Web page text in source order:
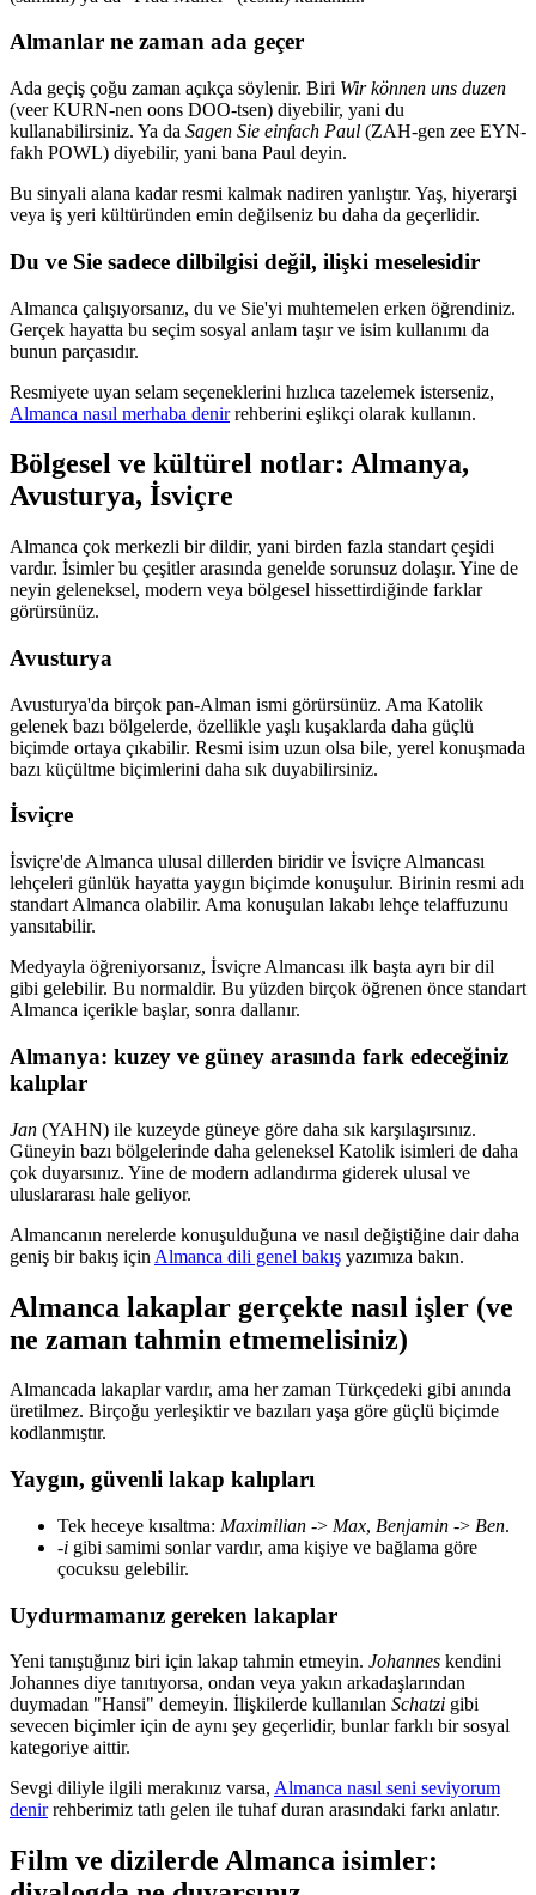
Almanlar ne zaman ada geçer
Ada geçiş çoğu zaman açıkça söylenir. Biri Wir können uns duzen
(veer KURN-nen oons DOO-tsen) diyebilir, yani du
kullanabilirsiniz. Ya da Sagen Sie einfach Paul (ZAH-gen zee EYN-
fakh POWL) diyebilir, yani bana Paul deyin.
Bu sinyali alana kadar resmi kalmak nadiren yanlıştır. Yaş, hiyerarşi
veya iş yeri kültüründen emin değilseniz bu daha da geçerlidir.
Du ve Sie sadece dilbilgisi değil, ilişki meselesidir
Almanca çalışıyorsanız, du ve Sie'yi muhtemelen erken öğrendiniz.
Gerçek hayatta bu seçim sosyal anlam taşır ve isim kullanımı da
bunun parçasıdır.
Resmiyete uyan selam seçeneklerini hızlıca tazelemek isterseniz,
Almanca nasıl merhaba denirrehberini eşlikçi olarak kullanın.
Bölgesel ve kültürel notlar: Almanya,
Avusturya, İsviçre
Almanca çok merkezli bir dildir, yani birden fazla standart çeşidi
vardır. İsimler bu çeşitler arasında genelde sorunsuz dolaşır. Yine de
neyin geleneksel, modern veya bölgesel hissettirdiğinde farklar
görürsünüz.
Avusturya
Avusturya'da birçok pan-Alman ismi görürsünüz. Ama Katolik
gelenek bazı bölgelerde, özellikle yaşlı kuşaklarda daha güçlü
biçimde ortaya çıkabilir. Resmi isim uzun olsa bile, yerel konuşmada
bazı küçültme biçimlerini daha sık duyabilirsiniz.
İsviçre
İsviçre'de Almanca ulusal dillerden biridir ve İsviçre Almancası
lehçeleri günlük hayatta yaygın biçimde konuşulur. Birinin resmi adı
standart Almanca olabilir. Ama konuşulan lakabı lehçe telaffuzunu
yansıtabilir.
Medyayla öğreniyorsanız, İsviçre Almancası ilk başta ayrı bir dil
gibi gelebilir. Bu normaldir. Bu yüzden birçok öğrenen önce standart
Almanca içerikle başlar, sonra dallanır.
Almanya: kuzey ve güney arasında fark edeceğiniz
kalıplar
Jan (YAHN) ile kuzeyde güneye göre daha sık karşılaşırsınız.
Güneyin bazı bölgelerinde daha geleneksel Katolik isimleri de daha
çok duyarsınız. Yine de modern adlandırma giderek ulusal ve
uluslararası hale geliyor.
Almancanın nerelerde konuşulduğuna ve nasıl değiştiğine dair daha
geniş bir bakış için Almanca dili genel bakış yazımıza bakın.
Almanca lakaplar gerçekte nasıl işler (ve
ne zaman tahmin etmemelisiniz)
Almancada lakaplar vardır, ama her zaman Türkçedeki gibi anında
üretilmez. Birçoğu yerleşiktir ve bazıları yaşa göre güçlü biçimde
kodlanmıştır.
Yaygın, güvenli lakap kalıpları
Tek heceye kısaltma: Maximilian -> Max, Benjamin -> Ben.
-i gibi samimi sonlar vardır, ama kişiye ve bağlama göre
çocuksu gelebilir.
Uydurmamanız gereken lakaplar
Yeni tanıştığınız biri için lakap tahmin etmeyin. Johannes kendini
Johannes diye tanıtıyorsa, ondan veya yakın arkadaşlarından
duymadan "Hansi" demeyin. İlişkilerde kullanılan Schatzi gibi
sevecen biçimler için de aynı şey geçerlidir, bunlar farklı bir sosyal
kategoriye aittir.
Sevgi diliyle ilgili merakınız varsa, Almanca nasıl seni seviyorum
denirrehberimiz tatlı gelen ile tuhaf duran arasındaki farkı anlatır.
Film ve dizilerde Almanca isimler: